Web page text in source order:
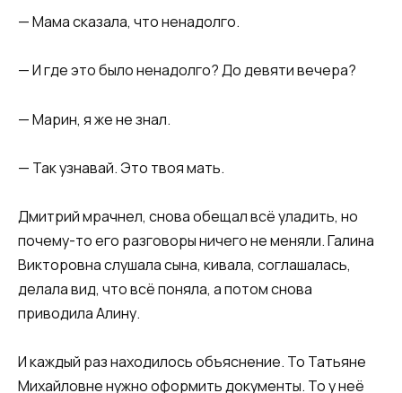
— Мама сказала, что ненадолго.
— И где это было ненадолго? До девяти вечера?
— Марин, я же не знал.
— Так узнавай. Это твоя мать.
Дмитрий мрачнел, снова обещал всё уладить, но
почему-то его разговоры ничего не меняли. Галина
Викторовна слушала сына, кивала, соглашалась,
делала вид, что всё поняла, а потом снова
приводила Алину.
И каждый раз находилось объяснение. То Татьяне
Михайловне нужно оформить документы. То у неё